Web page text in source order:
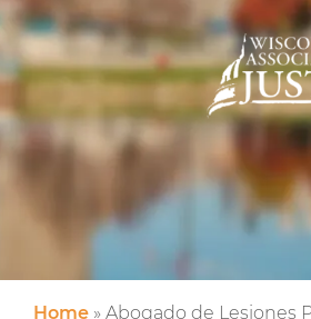
Home » Abogado de Lesiones